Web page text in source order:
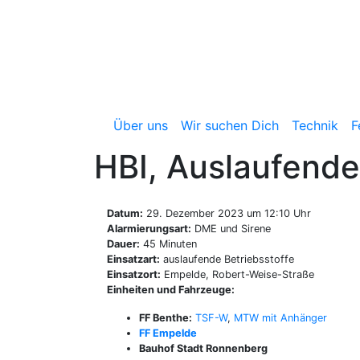
Über uns Wir suchen Dich Technik
HBI,
Datum: 29. Dezember 2023 um 12:10 Uhr
Alarmierungsart: DME und Sirene
Dauer: 45 Minuten
Einsatzart: auslaufende Betriebsstoffe
Einsatzort: Empelde, Robert-Weise-Straße
Einheiten und Fahrzeuge:
FF Benthe: TSF-W, MTW mit Anhänger
FF Empelde
Bauhof Stadt Ronnenberg